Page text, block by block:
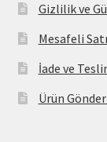
Gizlilik ve
Mesafeli
İade ve
Ürün